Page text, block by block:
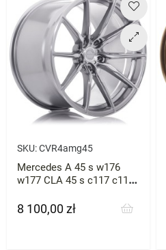
SKU:CVR4amg45
Mercedes A 45 s w176
w177 CLA 45 s c117 c118
20"
Cena
8 100,00 zł